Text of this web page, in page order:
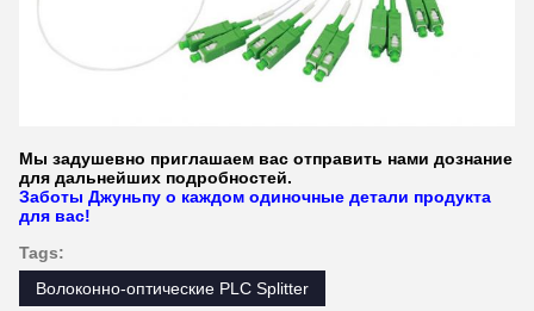
Мы задушевно приглашаем вас отправить нами дознание
для дальнейших подробностей.
Заботы Джуньпу о каждом одиночные детали продукта
для вас!
Tags:
Волоконно-оптические PLC Splitter